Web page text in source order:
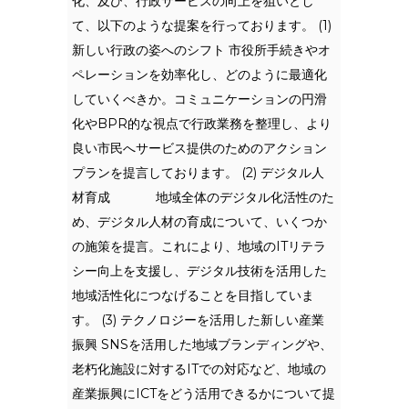
て、以下のような提案を行っております。 (1)
新しい行政の姿へのシフト 市役所手続きやオ
ペレーションを効率化し、どのように最適化
していくべきか。コミュニケーションの円滑
化やBPR的な視点で行政業務を整理し、より
良い市民へサービス提供のためのアクション
プランを提言しております。 (2) デジタル人
材育成 地域全体のデジタル化活性のた
め、デジタル人材の育成について、いくつか
の施策を提言。これにより、地域のITリテラ
シー向上を支援し、デジタル技術を活用した
地域活性化につなげることを目指していま
す。 (3) テクノロジーを活用した新しい産業
振興 SNSを活用した地域ブランディングや、
老朽化施設に対するITでの対応など、地域の
産業振興にICTをどう活用できるかについて提